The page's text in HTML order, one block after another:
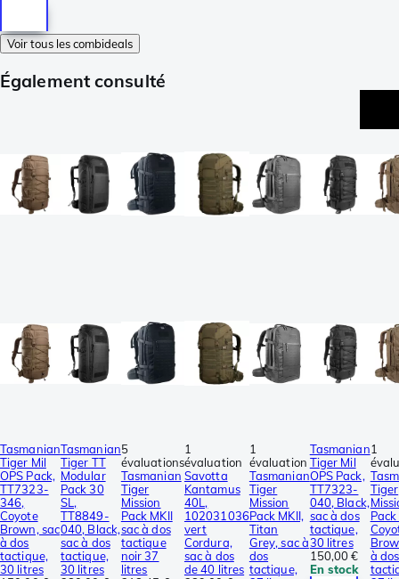
Voir tous les combideals
Également consulté
Tasmanian
Tiger Mil
OPS Pack,
TT7323-
346,
Coyote
Brown, sac
à dos
tactique,
30 litres
Tasmanian
Tiger TT
Modular
Pack 30
SL,
TT8849-
040, Black,
sac à dos
tactique,
30 litres
5
évaluations
Tasmanian
Tiger
Mission
Pack MKII
sac à dos
tactique
noir 37
litres
1
évaluation
Savotta
Kantamus
40L,
102031036
vert
Cordura,
sac à dos
de 40 litres
1
évaluation
Tasmanian
Tiger
Mission
Pack MKII,
Titan
Grey, sac à
dos
tactique,
Tasmanian
Tiger Mil
OPS Pack,
TT7323-
040, Black,
sac à dos
tactique,
30 litres
150,00 €
En stock
1
Tiger
Pack
à dos